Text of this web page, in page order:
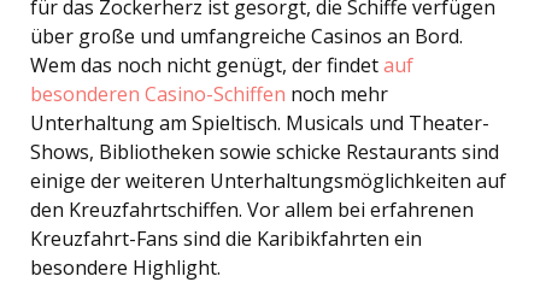
für das Zockerherz ist gesorgt, die Schiffe verfügen
über große und umfangreiche Casinos an Bord.
Wem das noch nicht genügt, der findetauf
besonderen Casino-Schiffen noch mehr
Unterhaltung am Spieltisch. Musicals und Theater-
Shows, Bibliotheken sowie schicke Restaurants sind
einige der weiteren Unterhaltungsmöglichkeiten auf
den Kreuzfahrtschiffen. Vor allem bei erfahrenen
Kreuzfahrt-Fans sind die Karibikfahrten ein
besondere Highlight.